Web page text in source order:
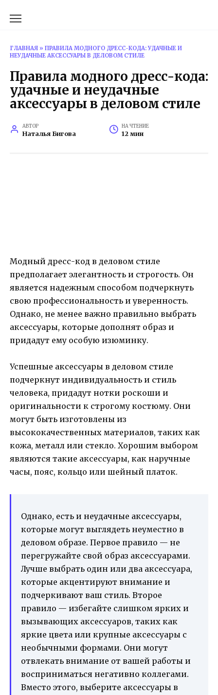
ГЛАВНАЯ » ПРАВИЛА МОДНОГО ДРЕСС-КОДА: УДАЧНЫЕ И
НЕУДАЧНЫЕ АКСЕССУАРЫ В ДЕЛОВОМ СТИЛЕ
Правила модного дресс-кода:
удачные и неудачные
аксессуары в деловом стиле
АВТОР
Наталья Бигова
НА ЧТЕНИЕ
12 мин
Модный дресс-код в деловом стиле
предполагает элегантность и строгость. Он
является надежным способом подчеркнуть
свою профессиональность и уверенность.
Однако, не менее важно правильно выбрать
аксессуары, которые дополнят образ и
придадут ему особую изюминку.
Успешные аксессуары в деловом стиле
подчеркнут индивидуальность и стиль
человека, придадут нотки роскоши и
оригинальности к строгому костюму. Они
могут быть изготовлены из
высококачественных материалов, таких как
кожа, металл или стекло. Хорошим выбором
являются такие аксессуары, как наручные
часы, пояс, кольцо или шейный платок.
Однако, есть и неудачные аксессуары,
которые могут выглядеть неуместно в
деловом образе. Первое правило — не
перегружайте свой образ аксессуарами.
Лучше выбрать один или два аксессуара,
которые акцентируют внимание и
подчеркивают ваш стиль. Второе
правило — избегайте слишком ярких и
вызывающих аксессуаров, таких как
яркие цвета или крупные аксессуары с
необычными формами. Они могут
отвлекать внимание от вашей работы и
восприниматься негативно коллегами.
Вместо этого, выберите аксессуары в